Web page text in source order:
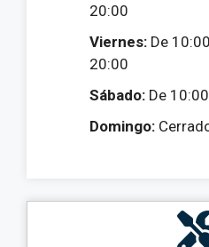
20:00
Viernes: De
20:00
Sábado: De
Domingo: